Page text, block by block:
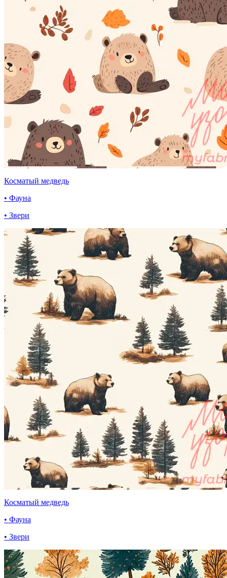
Косматый медведь
• Фауна
• Звери
Косматый медведь
• Фауна
• Звери